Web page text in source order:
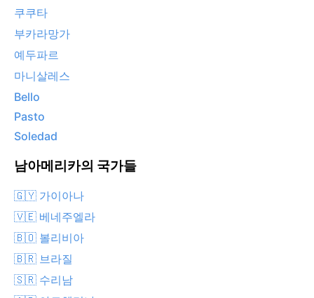
쿠쿠타
부카라망가
예두파르
마니살레스
Bello
Pasto
Soledad
남아메리카의 국가들
🇬🇾 가이아나
🇻🇪 베네주엘라
🇧🇴 볼리비아
🇧🇷 브라질
🇸🇷 수리남